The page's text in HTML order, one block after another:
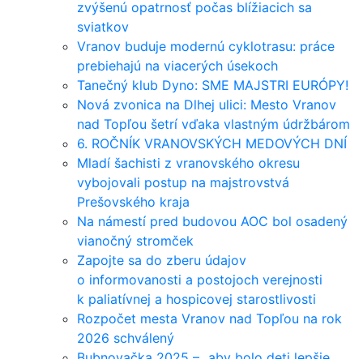
zvýšenú opatrnosť počas blížiacich sa
sviatkov
Vranov buduje modernú cyklotrasu: práce
prebiehajú na viacerých úsekoch
Tanečný klub Dyno: SME MAJSTRI EURÓPY!
Nová zvonica na Dlhej ulici: Mesto Vranov
nad Topľou šetrí vďaka vlastným údržbárom
6. ROČNÍK VRANOVSKÝCH MEDOVÝCH DNÍ
Mladí šachisti z vranovského okresu
vybojovali postup na majstrovstvá
Prešovského kraja
Na námestí pred budovou AOC bol osadený
vianočný stromček
Zapojte sa do zberu údajov
o informovanosti a postojoch verejnosti
k paliatívnej a hospicovej starostlivosti
Rozpočet mesta Vranov nad Topľou na rok
2026 schválený